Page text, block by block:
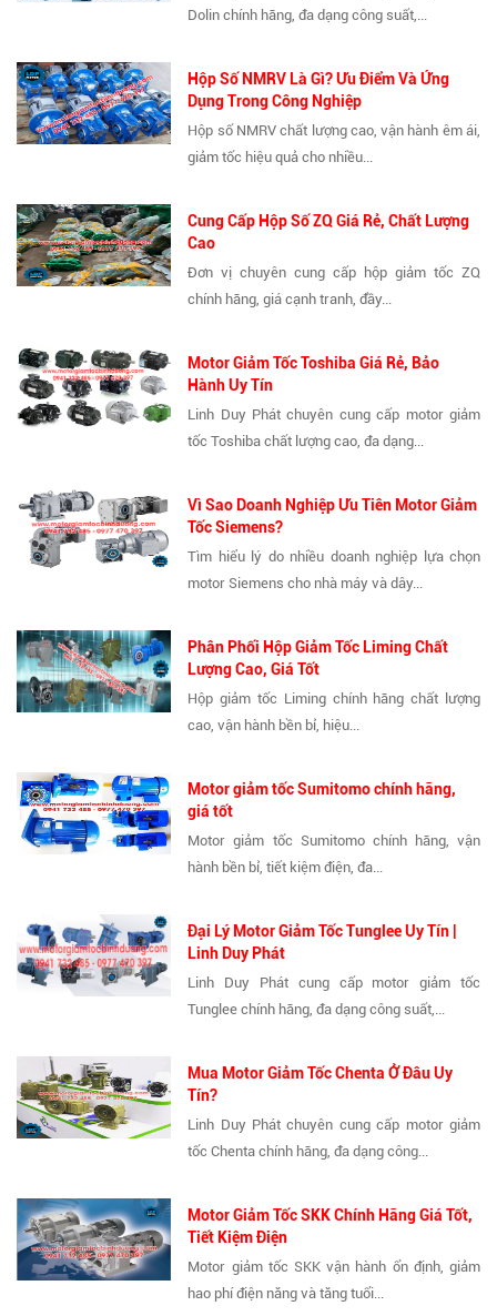
Dolin chính hãng, đa dạng công suất,...
Hộp Số NMRV Là Gì? Ưu Điểm Và Ứng
Dụng Trong Công Nghiệp
Hộp số NMRV chất lượng cao, vận hành êm ái,
giảm tốc hiệu quả cho nhiều...
Cung Cấp Hộp Số ZQ Giá Rẻ, Chất Lượng
Cao
Đơn vị chuyên cung cấp hộp giảm tốc ZQ
chính hãng, giá cạnh tranh, đầy...
Motor Giảm Tốc Toshiba Giá Rẻ, Bảo
Hành Uy Tín
Linh Duy Phát chuyên cung cấp motor giảm
tốc Toshiba chất lượng cao, đa dạng...
Vì Sao Doanh Nghiệp Ưu Tiên Motor Giảm
Tốc Siemens?
Tìm hiểu lý do nhiều doanh nghiệp lựa chọn
motor Siemens cho nhà máy và dây...
Phân Phối Hộp Giảm Tốc Liming Chất
Lượng Cao, Giá Tốt
Hộp giảm tốc Liming chính hãng chất lượng
cao, vận hành bền bỉ, hiệu...
Motor giảm tốc Sumitomo chính hãng,
giá tốt
Motor giảm tốc Sumitomo chính hãng, vận
hành bền bỉ, tiết kiệm điện, đa...
Đại Lý Motor Giảm Tốc Tunglee Uy Tín |
Linh Duy Phát
Linh Duy Phát cung cấp motor giảm tốc
Tunglee chính hãng, đa dạng công suất,...
Mua Motor Giảm Tốc Chenta Ở Đâu Uy
Tín?
Linh Duy Phát chuyên cung cấp motor giảm
tốc Chenta chính hãng, đa dạng công...
Motor Giảm Tốc SKK Chính Hãng Giá Tốt,
Tiết Kiệm Điện
Motor giảm tốc SKK vận hành ổn định, giảm
hao phí điện năng và tăng tuổi...